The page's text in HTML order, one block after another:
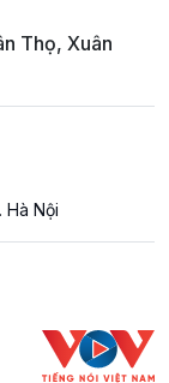
Thọ, Xuân
Hà Nội